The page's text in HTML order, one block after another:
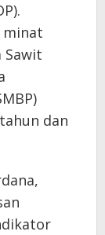
minat
Sawit
dan